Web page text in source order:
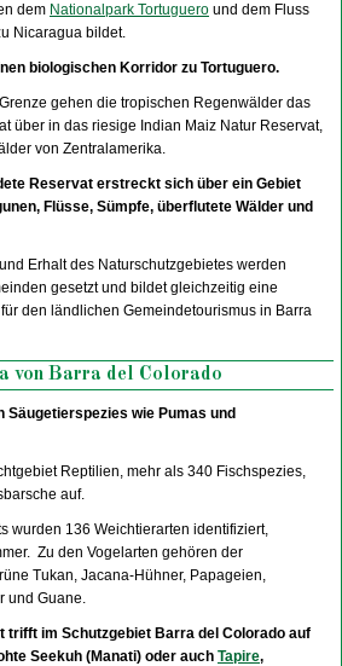
dem Nationalpark Tortuguero und dem Fluss
Nicaragua bildet.
biologischen Korridor zu Tortuguero.
gehen die tropischen Regenwälder das
über in das riesige Indian Maiz Natur Reservat,
von Zentralamerika.
Reservat erstreckt sich über ein Gebiet
Flüsse, Sümpfe, überflutete Wälder und
Erhalt des Naturschutzgebietes werden
gesetzt und bildet gleichzeitig eine
den ländlichen Gemeindetourismus in Barra
von Barra del Colorado
Säugetierspezies wie Pumas und
Reptilien, mehr als 340 Fischspezies,
auf.
wurden 136 Weichtierarten identifiziert,
Zu den Vogelarten gehören der
Tukan, Jacana-Hühner, Papageien,
und Guane.
trifft im Schutzgebiet Barra del Colorado auf
Seekuh (Manati) oder auch Tapire,